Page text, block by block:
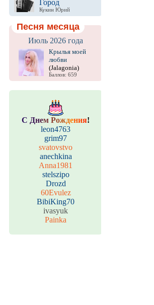
Город
Кукин Юрий
Песня месяца
Июль 2026 года
Крылья моей
любви
(Jalagonia)
Баллов: 659
С Днем Рождения!
leon4763
grim97
svatovstvo
anechkina
Anna1981
stelszipo
Drozd
60Evulez
BibiKing70
ivasyuk
Painka